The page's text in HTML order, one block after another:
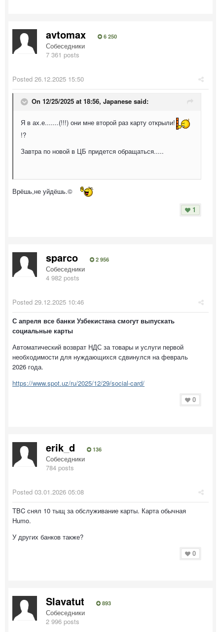
avtomax 6 250
Собеседники
7 361 posts
Posted 26.12.2025 15:50
On 12/25/2025 at 18:56, Japanese said:
Я в ах.е.......(!!!) они мне второй раз карту открыли!
!?
Завтра по новой в ЦБ придется обращаться.....
Врёшь,не уйдёшь.©
1
sparco 2 956
Собеседники
4 982 posts
Posted 29.12.2025 10:46
С апреля все банки Узбекистана смогут выпускать
социальные карты
Автоматический возврат НДС за товары и услуги первой
необходимости для нуждающихся сдвинулся на февраль
2026 года.
https://www.spot.uz/ru/2025/12/29/social-card/
0
erik_d 136
Собеседники
784 posts
Posted 03.01.2026 05:08
TBC снял 10 тыщ за обслуживание карты. Карта обычная
Humo.
У других банков также?
0
Slavatut 893
Собеседники
2 996 posts